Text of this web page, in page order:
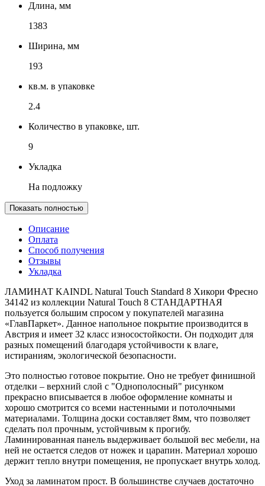
Длина, мм
1383
Ширина, мм
193
кв.м. в упаковке
2.4
Количество в упаковке, шт.
9
Укладка
На подложку
Показать полностью
Описание
Оплата
Способ получения
Отзывы
Укладка
ЛАМИНАТ KAINDL Natural Touch Standard 8 Хикори Фресно
34142 из коллекции Natural Touch 8 СТАНДАРТНАЯ
пользуется большим спросом у покупателей магазина
«ГлавПаркет». Данное напольное покрытие производится в
Австрия и имеет 32 класс износостойкости. Он подходит для
разных помещений благодаря устойчивости к влаге,
истираниям, экологической безопасности.
Это полностью готовое покрытие. Оно не требует финишной
отделки – верхний слой с "Однополосный" рисунком
прекрасно вписывается в любое оформление комнаты и
хорошо смотрится со всеми настенными и потолочными
материалами. Толщина доски составляет 8мм, что позволяет
сделать пол прочным, устойчивым к прогибу.
Ламинированная панель выдерживает большой вес мебели, на
ней не остается следов от ножек и царапин. Материал хорошо
держит тепло внутри помещения, не пропускает внутрь холод.
Уход за ламинатом прост. В большинстве случаев достаточно